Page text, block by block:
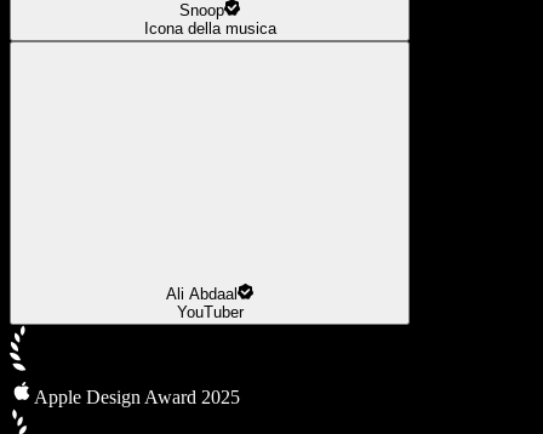
Snoop
Icona della musica
Ali Abdaal
YouTuber
Apple Design Award 2025